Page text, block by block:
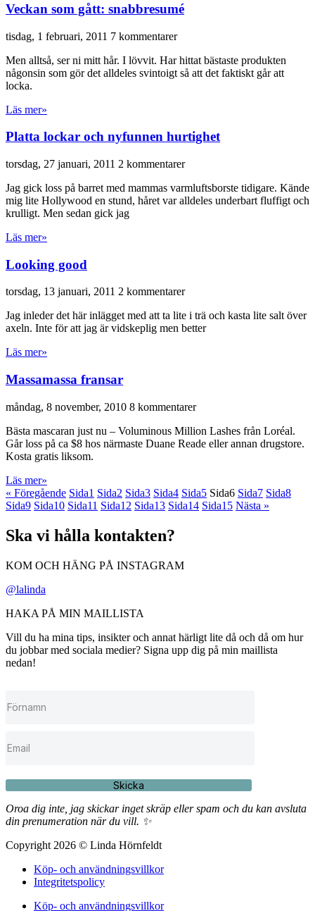
Veckan som gått: snabbresumé
tisdag, 1 februari, 2011 7 kommentarer
Men alltså, ser ni mitt hår. I lövvit. Har hittat bästaste produkten
någonsin som gör det alldeles svintoigt så att det faktiskt går att
locka.
Läs mer»
Platta lockar och nyfunnen hurtighet
torsdag, 27 januari, 2011 2 kommentarer
Jag gick loss på barret med mammas varmluftsborste tidigare. Kände
mig lite Hollywood en stund, håret var alldeles underbart fluffigt och
krulligt. Men sedan gick jag
Läs mer»
Looking good
torsdag, 13 januari, 2011 2 kommentarer
Jag inleder det här inlägget med att ta lite i trä och kasta lite salt över
axeln. Inte för att jag är vidskeplig men better
Läs mer»
Massamassa fransar
måndag, 8 november, 2010 8 kommentarer
Bästa mascaran just nu – Voluminous Million Lashes från Loréal.
Går loss på ca $8 hos närmaste Duane Reade eller annan drugstore.
Kosta gratis liksom.
Läs mer»
« Föregående Sida1 Sida2 Sida3 Sida4 Sida5 Sida6 Sida7 Sida8
Sida9 Sida10 Sida11 Sida12 Sida13 Sida14 Sida15 Nästa »
Ska vi hålla kontakten?
KOM OCH HÄNG PÅ INSTAGRAM
@lalinda
HAKA PÅ MIN MAILLISTA
Vill du ha mina tips, insikter och annat härligt lite då och då om hur
du jobbar med sociala medier? Signa upp dig på min maillista
nedan!
Skicka
Oroa dig inte, jag skickar inget skräp eller spam och du kan avsluta
din prenumeration när du vill. ✨
Copyright 2026 © Linda Hörnfeldt
Köp- och användningsvillkor
Integritetspolicy
Köp- och användningsvillkor